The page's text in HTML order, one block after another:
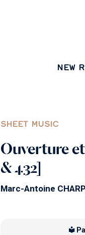
NEW
SHEET MUSIC
Ouverture
& 432]
Marc-Antoine